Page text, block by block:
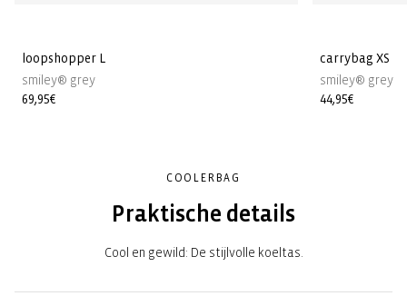
loopshopper L
smiley® grey
Normale
69,95€
carrybag XS
smiley® grey
Normale
44,95€
COOLERBAG
Praktische details
Cool en gewild: De stijlvolle koeltas.